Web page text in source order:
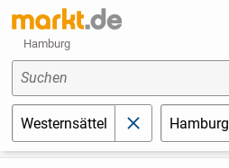
Hamburg
Suchen
Westernsättel schließenHamburg